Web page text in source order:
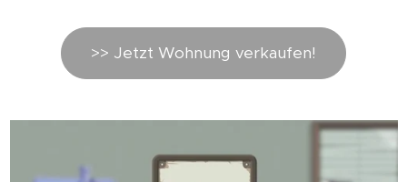
>> Jetzt Wohnung verkaufen!